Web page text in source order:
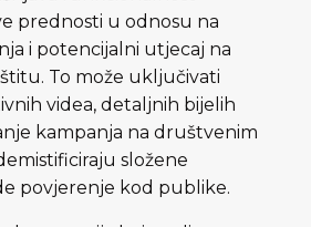
prednosti u odnosu na
i potencijalni utjecaj na
To može uključivati
videa, detaljnih bijelih
kampanja na društvenim
složene
povjerenje kod publike.